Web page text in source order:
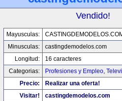
Vendido!
Mayusculas:
Minusculas:
castingdemodelos.com
Longitud:
16 caracteres
Categorias:
Profesiones y Empleo,
Precio:
Realizar una oferta!
Visitar!
castingdemodelos.com